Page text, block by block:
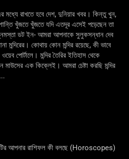
রাখতে হবে দেশ, দুনিয়ার খবর। কিন্তু খুন,
খুঁজতে খুঁজতে যদি এতদূর এসেই পড়েছেন তা
ডট ইন- আমরা আপনাকে সুলুকসন্ধান দেব
মন্দিরের। কোথায় কোন মন্দির রয়েছে, কী ভাবে
পোর্টালে। মন্দির তৈরির ইতিহাস থেকে
মাউসের এক কিক্লেই। আমরা চেষ্টা করছি মন্দির
আপনার রাশিফল কী বলছে (Horoscopes)